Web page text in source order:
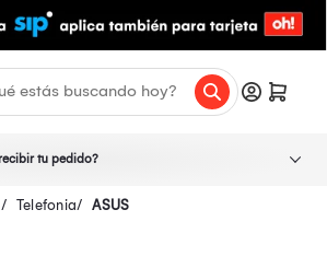
tu pedido?
Telefonia ASUS